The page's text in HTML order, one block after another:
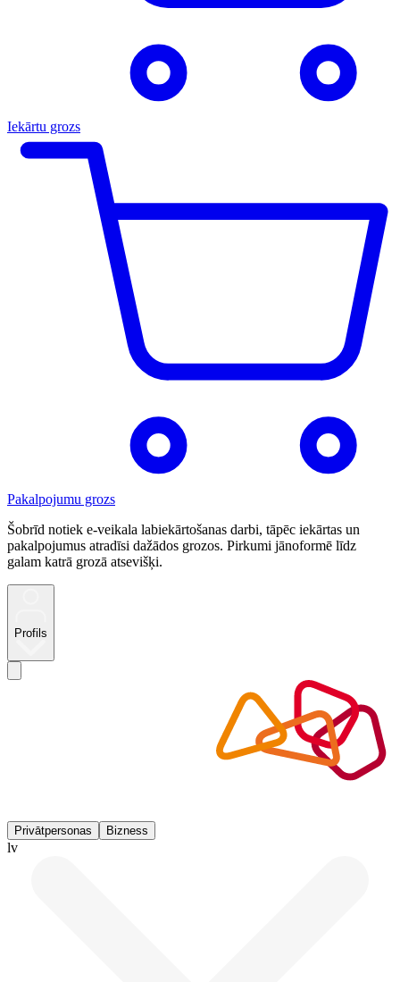
Iekārtu grozs
Pakalpojumu grozs
Šobrīd notiek e-veikala labiekārtošanas darbi, tāpēc iekārtas un
pakalpojumus atradīsi dažādos grozos. Pirkumi jānoformē līdz
galam katrā grozā atsevišķi.
Profils
Privātpersonas Bizness
lv